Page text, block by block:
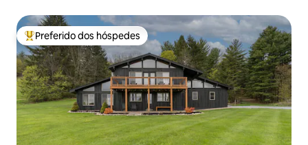
Entre os melhores preferidos dos hóspedes
Preferido dos hóspedes